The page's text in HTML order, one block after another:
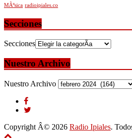
MÃºsica radioipiales.co
Secciones
Secciones
Nuestro Archivo
Nuestro Archivo
Copyright Â© 2026 Radio Ipiales.